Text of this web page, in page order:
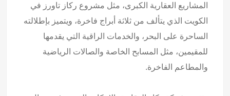
المشاريع العقارية الكبرى، مثل مشروع ركاز تاورز في
الكويت الذي يتألف من ثلاثة أبراج فاخرة، ويتميز بإطلالته
الساحرة على البحر، والخدمات الراقية التي يقدمها
للمقيمين، مثل المسابح الخاصة والصالات الرياضية
والمطاعم الفاخرة.